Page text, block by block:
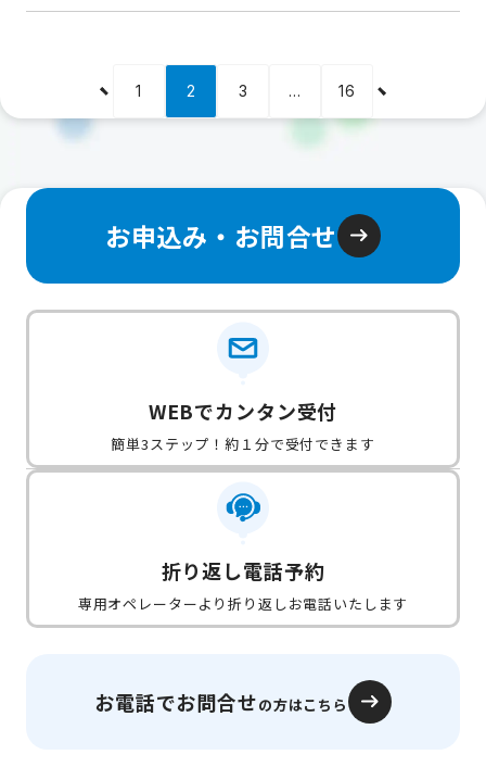
1 2 3 … 16
お申込み・お問合せ
WEBでカンタン受付
簡単3ステップ！約１分で受付できます
折り返し電話予約
専用オペレーターより折り返しお電話いたします
お電話でお問合せの方はこちら